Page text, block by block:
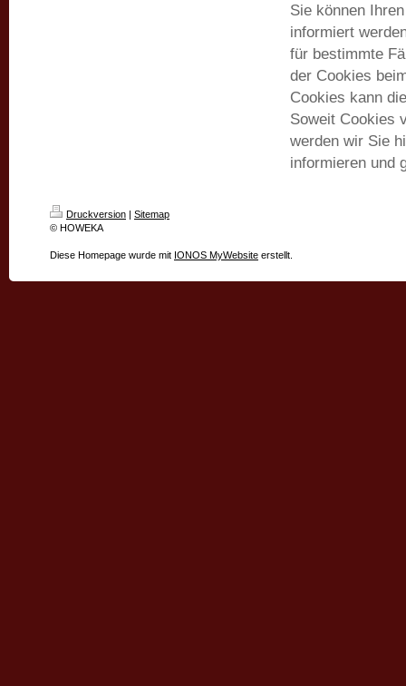
Sie können
informiert
für bestimmte
der Cookies
Cookies kann
Soweit Cookies
werden wir Sie
informieren und
Druckversion | Sitemap
© HOWEKA
Diese Homepage wurde mit IONOS MyWebsite erstellt.